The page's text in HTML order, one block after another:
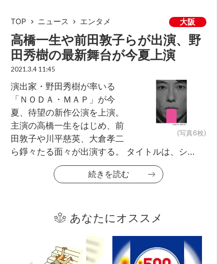
TOP ニュース エンタメ 大阪
高橋一生や前田敦子らが出演、野
田秀樹の最新舞台が今夏上演
2021.3.4 11:45
(写真6枚)
演出家・野田秀樹が率いる
「ＮＯＤＡ・ＭＡＰ」が今
夏、待望の新作公演を上演。
主演の高橋一生をはじめ、前
田敦子や川平慈英、大倉孝二
ら錚々たる面々が出演する。 タイトルは、シ...
続きを読む
あなたにオススメ